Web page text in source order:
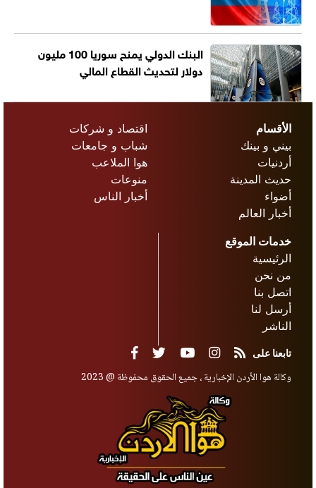
البنك الدولي يمنح سوريا 100 مليون
دولار لتحديث القطاع المالي
الأقسام
بيني و بينك
أردنيات
حديث المدينة
أضواء
أخبار العالم
اقتصاد و شركات
شباب و جامعات
هوا الملاعب
منوعات
أخبار الناس
خدمات الموقع
الرئيسية
من نحن
اتصل بنا
أرسل لنا
الناشر
تابعنا على
وكالة هوا الأردن الإخبارية ، جميع الحقوق محفوظة @ 2023